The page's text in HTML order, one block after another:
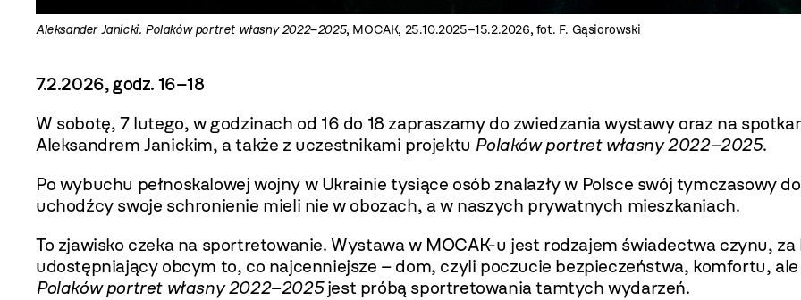
Aleksander Janicki. Polaków portret własny 2022–2025, MOCAK, 25.10.2025–15.2.2026, fot. F. Gąsiorowski
7.2.2026, godz. 16–18
W sobotę, 7 lutego, w godzinach od 16 do 18 zapraszamy do zwiedzania wystawy oraz na
Aleksandrem Janickim, a także z uczestnikami projektu Polaków portret własny 2022–2025.
Po wybuchu pełnoskalowej wojny w Ukrainie tysiące osób znalazły w Polsce swój tymczasowy
uchodźcy swoje schronienie mieli nie w obozach, a w naszych prywatnych mieszkaniach.
To zjawisko czeka na sportretowanie. Wystawa w MOCAK-u jest rodzajem świadectwa czynu,
udostępniający obcym to, co najcenniejsze – dom, czyli poczucie bezpieczeństwa, komfortu,
Polaków portret własny 2022–2025jest próbą sportretowania tamtych wydarzeń.